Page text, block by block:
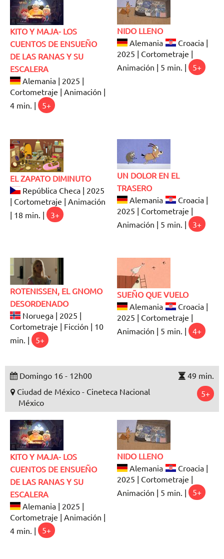
KITO Y MAJA- LOS
CUENTOS DE ENSUEÑO
DE LAS RANAS Y SU
ESCALERA
Alemania | 2025 |
Cortometraje | Animación |
4 min. |
5+
NIDO LLENO
Alemania
Croacia |
2025 | Cortometraje |
Animación | 5 min. |
5+
EL ZAPATO DIMINUTO
República Checa | 2025
| Cortometraje | Animación
| 18 min. |
3+
UN DOLOR EN EL
TRASERO
Alemania
Croacia |
2025 | Cortometraje |
Animación | 5 min. |
3+
ROTENISSEN, EL GNOMO
DESORDENADO
Noruega | 2025 |
Cortometraje | Ficción | 10
min. |
5+
SUEÑO QUE VUELO
Alemania
Croacia |
2025 | Cortometraje |
Animación | 5 min. |
4+
Domingo 16 - 12h00
49 min.
Ciudad de México - Cineteca Nacional
México
5+
KITO Y MAJA- LOS
CUENTOS DE ENSUEÑO
DE LAS RANAS Y SU
ESCALERA
Alemania | 2025 |
Cortometraje | Animación |
4 min. |
5+
NIDO LLENO
Alemania
Croacia |
2025 | Cortometraje |
Animación | 5 min. |
5+